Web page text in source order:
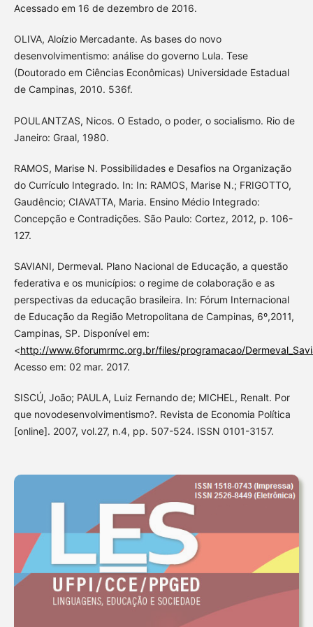
Acessado em 16 de dezembro de 2016.
OLIVA, Aloízio Mercadante. As bases do novo
desenvolvimentismo: análise do governo Lula. Tese
(Doutorado em Ciências Econômicas) Universidade Estadual
de Campinas, 2010. 536f.
POULANTZAS, Nicos. O Estado, o poder, o socialismo. Rio de
Janeiro: Graal, 1980.
RAMOS, Marise N. Possibilidades e Desafios na Organização
do Currículo Integrado. In: In: RAMOS, Marise N.; FRIGOTTO,
Gaudêncio; CIAVATTA, Maria. Ensino Médio Integrado:
Concepção e Contradições. São Paulo: Cortez, 2012, p. 106-
127.
SAVIANI, Dermeval. Plano Nacional de Educação, a questão
federativa e os municípios: o regime de colaboração e as
perspectivas da educação brasileira. In: Fórum Internacional
de Educação da Região Metropolitana de Campinas, 6º,2011,
Campinas, SP. Disponível em:
<http://www.6forumrmc.org.br/files/programacao/
Acesso em: 02 mar. 2017.
SISCÚ, João; PAULA, Luiz Fernando de; MICHEL, Renalt. Por
que novodesenvolvimentismo?. Revista de Economia Política
[online]. 2007, vol.27, n.4, pp. 507-524. ISSN 0101-3157.